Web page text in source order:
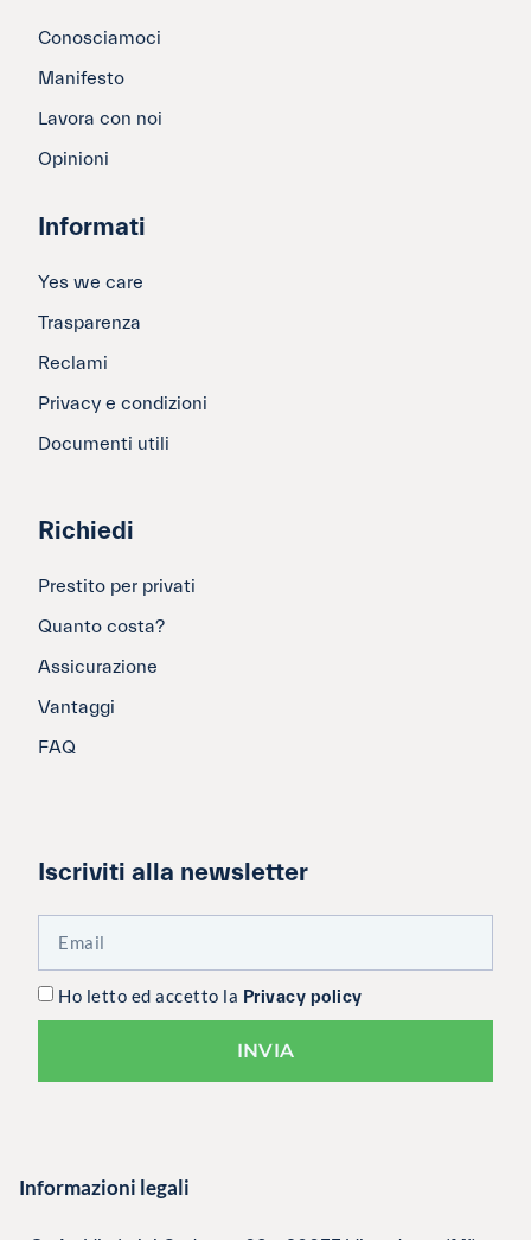
Conosciamoci
Manifesto
Lavora con noi
Opinioni
Informati
Yes we care
Trasparenza
Reclami
Privacy e condizioni
Documenti utili
Richiedi
Prestito per privati
Quanto costa?
Assicurazione
Vantaggi
FAQ
Iscriviti alla newsletter
Ho letto ed accetto la Privacy policy
INVIA
Informazioni legali